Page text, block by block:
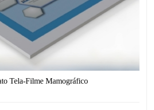
Tela-Filme Mamográfico